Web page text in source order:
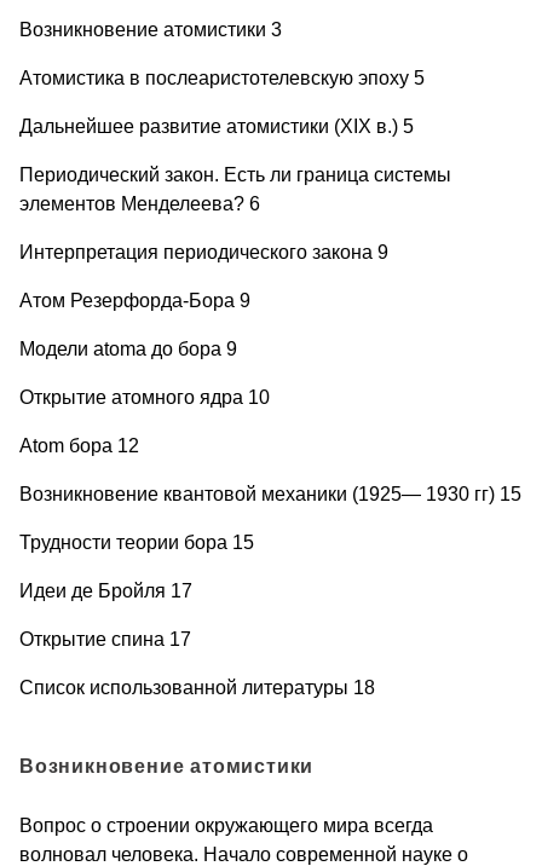
Возникновение атомистики 3
Атомистика в послеаристотелевскую эпоху 5
Дальнейшее развитие атомистики (XIX в.) 5
Периодический закон. Есть ли граница системы
элементов Менделеева? 6
Интерпретация периодического закона 9
Aтом Резерфорда-Бора 9
Модели atоma до бора 9
Открытие атомного ядра 10
Atom бора 12
Возникновение квантовой механики (1925— 1930 гг) 15
Трудности теории бора 15
Идеи де Бройля 17
Открытие спина 17
Список использованной литературы 18
Возникновение атомистики
Вопрос о строении окружающего мира всегда
волновал человека. Начало современной науке о